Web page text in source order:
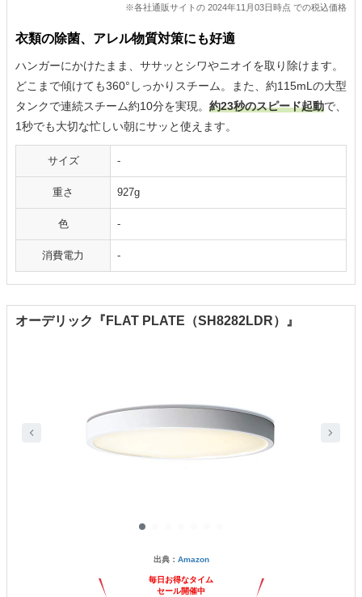
※各社通販サイトの 2024年11月03日時点 での税込価格
衣類の除菌、アレル物質対策にも好適
ハンガーにかけたまま、ササッとシワやニオイを取り除けます。
どこまで傾けても360°しっかりスチーム。また、約115mLの大型
タンクで連続スチーム約10分を実現。 約23秒のスピード起動で、
1秒でも大切な忙しい朝にサッと使えます。
サイズ -
重さ 927g
色 -
消費電力 -
オーデリック『FLAT PLATE（SH8282LDR）』
出典： Amazon
毎日お得なタイム
セール開催中